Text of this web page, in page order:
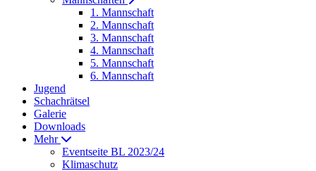
1. Mannschaft
2. Mannschaft
3. Mannschaft
4. Mannschaft
5. Mannschaft
6. Mannschaft
Jugend
Schachrätsel
Galerie
Downloads
Mehr
Eventseite BL 2023/24
Klimaschutz